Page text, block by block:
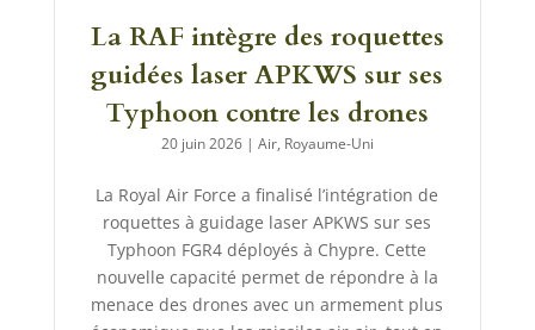
La RAF intègre des roquettes
guidées laser APKWS sur ses
Typhoon contre les drones
20 juin 2026| Air, Royaume-Uni
La Royal Air Force a finalisé l’intégration de
roquettes à guidage laser APKWS sur ses
Typhoon FGR4 déployés à Chypre. Cette
nouvelle capacité permet de répondre à la
menace des drones avec un armement plus